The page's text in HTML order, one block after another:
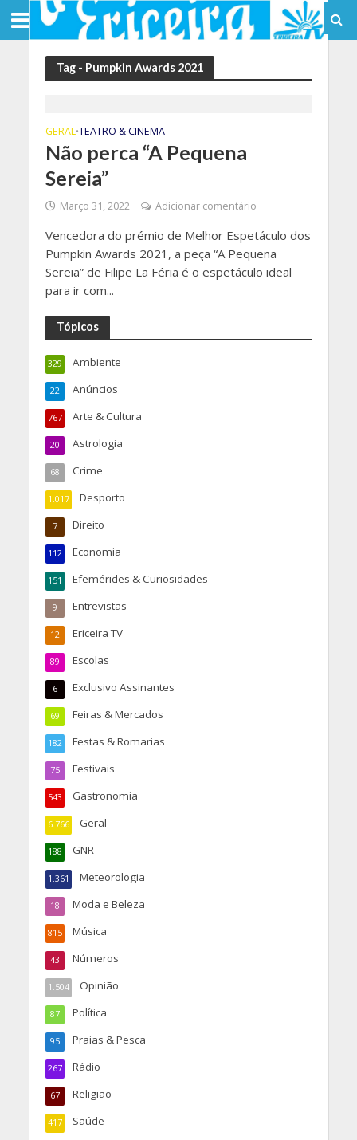
Tag - Pumpkin Awards 2021
GERAL•TEATRO & CINEMA
Não perca “A Pequena
Sereia”
Março 31, 2022 Adicionar comentário
Vencedora do prémio de Melhor Espetáculo dos
Pumpkin Awards 2021, a peça “A Pequena
Sereia” de Filipe La Féria é o espetáculo ideal
para ir com...
Tópicos
Ambiente
329
Anúncios
22
Arte & Cultura
767
Astrologia
20
Crime
68
Desporto
1.017
Direito
7
Economia
112
Efemérides & Curiosidades
151
Entrevistas
9
Ericeira TV
12
Escolas
89
Exclusivo Assinantes
6
Feiras & Mercados
69
Festas & Romarias
182
Festivais
75
Gastronomia
543
Geral
6.766
GNR
188
Meteorologia
1.361
Moda e Beleza
18
Música
815
Números
43
Opinião
1.504
Política
87
Praias & Pesca
95
Rádio
267
Religião
67
Saúde
417